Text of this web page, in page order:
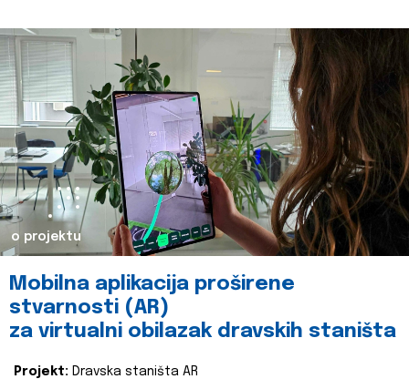
o projektu
Mobilna aplikacija proširene
stvarnosti (AR)
za virtualni obilazak dravskih staništa
Projekt: Dravska staništa AR